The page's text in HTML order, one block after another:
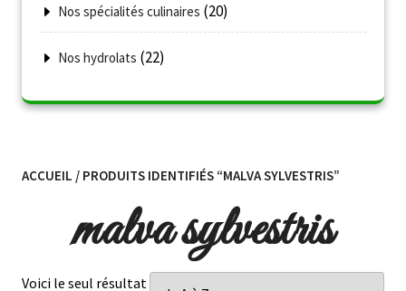
Nos spécialités culinaires (20)
Nos hydrolats (22)
ACCUEIL / PRODUITS IDENTIFIÉS “MALVA SYLVESTRIS”
malva sylvestris
Voici le seul résultat